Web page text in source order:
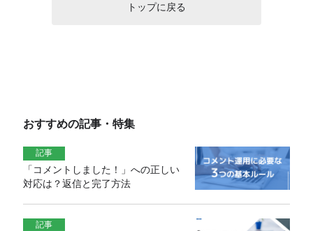
トップに戻る
おすすめの記事・特集
記事
「コメントしました！」への正しい
対応は？返信と完了方法
記事